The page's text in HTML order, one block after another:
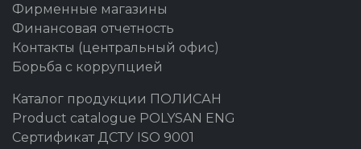
Фирменные магазины
Финансовая отчетность
Контакты (центральный офис)
Борьба с коррупцией
Каталог продукции ПОЛИСАН
Product catalogue POLYSAN ENG
Сертификат ДСТУ ISO 9001